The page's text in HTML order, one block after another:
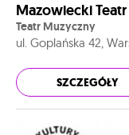
Mazowiecki
Teatr Muzyczny
ul. Goplańska 42,
SZCZEGÓŁY